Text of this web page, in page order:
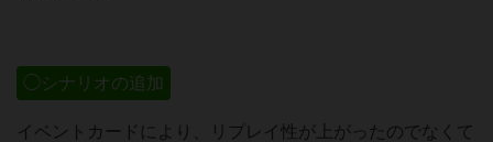
◯シナリオの追加
イベントカードにより、リプレイ性が上がったのでなくて